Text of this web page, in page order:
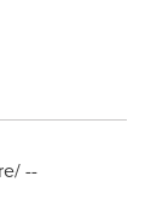
--